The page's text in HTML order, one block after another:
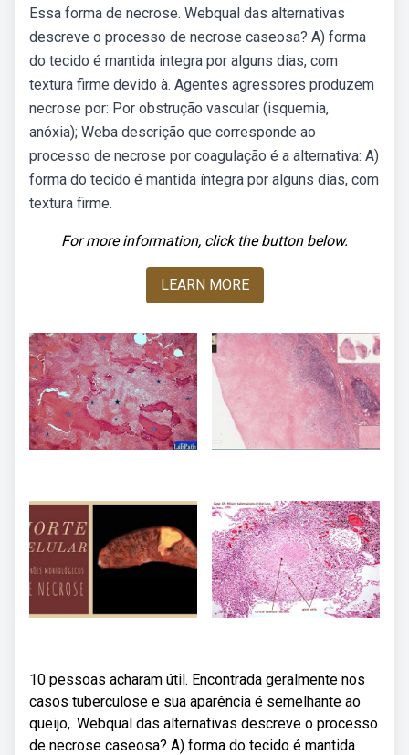
Essa forma de necrose. Webqual das alternativas
descreve o processo de necrose caseosa? A) forma
do tecido é mantida integra por alguns dias, com
textura firme devido à. Agentes agressores produzem
necrose por: Por obstrução vascular (isquemia,
anóxia); Weba descrição que corresponde ao
processo de necrose por coagulação é a alternativa: A)
forma do tecido é mantida íntegra por alguns dias, com
textura firme.
For more information, click the button below.
LEARN MORE
10 pessoas acharam útil. Encontrada geralmente nos
casos tuberculose e sua aparência é semelhante ao
queijo,. Webqual das alternativas descreve o processo
de necrose caseosa? A) forma do tecido é mantida